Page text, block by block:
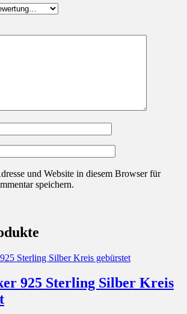
und Website in diesem Browser für
speichern.
925 Sterling Silber Kreis